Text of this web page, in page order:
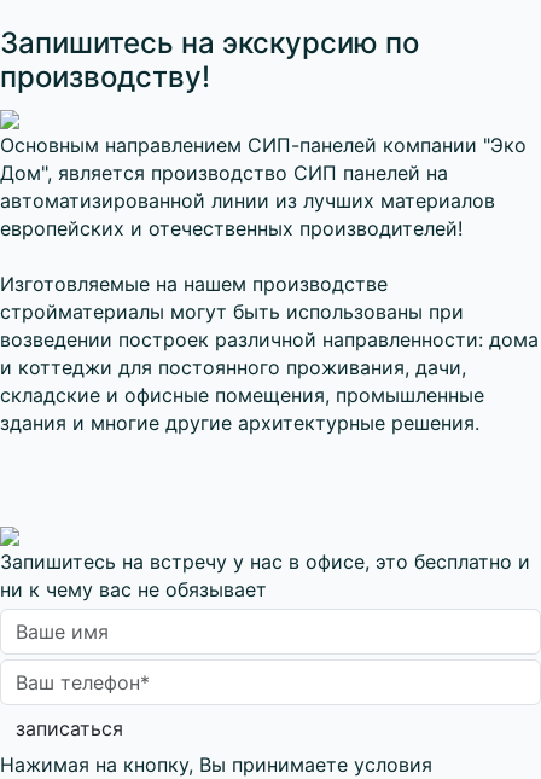
Запишитесь на экскурсию по
производству!
Основным направлением СИП-панелей компании "Эко
Дом", является производство СИП панелей на
автоматизированной линии из лучших материалов
европейских и отечественных производителей!
Изготовляемые на нашем производстве
стройматериалы могут быть использованы при
возведении построек различной направленности: дома
и коттеджи для постоянного проживания, дачи,
складские и офисные помещения, промышленные
здания и многие другие архитектурные решения.
Запишитесь на встречу у нас в офисе, это бесплатно и
ни к чему вас не обязывает
записаться
Нажимая на кнопку, Вы принимаете условия